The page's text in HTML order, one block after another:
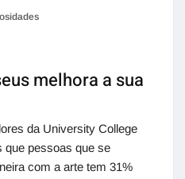
melhora a sua
da University College
que pessoas que se
com a arte tem 31%